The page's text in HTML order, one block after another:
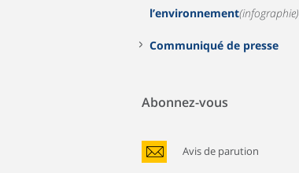
l’environnement(infographie)
Communiqué de presse
Abonnez-vous
Avis de parution